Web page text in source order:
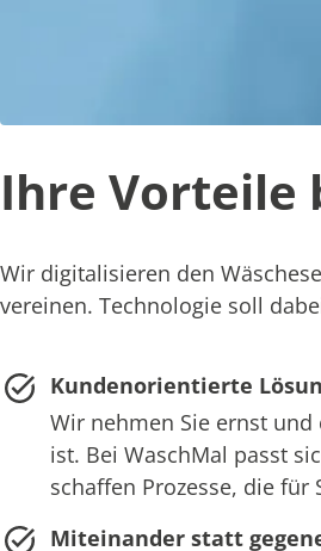
Ihre Vorteile
Wir digitalisieren den
vereinen. Technologie soll
Kundenorientierte
Wir nehmen Sie ernst
ist. Bei WaschMal passt
schaffen Prozesse, die für
Miteinander statt